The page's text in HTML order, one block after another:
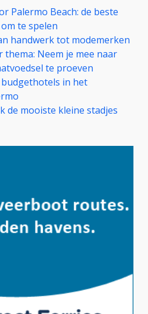
Palermo Beach: de beste
te spelen
handwerk tot modemerken
thema: Neem je mee naar
te proeven
in het
de mooiste kleine stadjes